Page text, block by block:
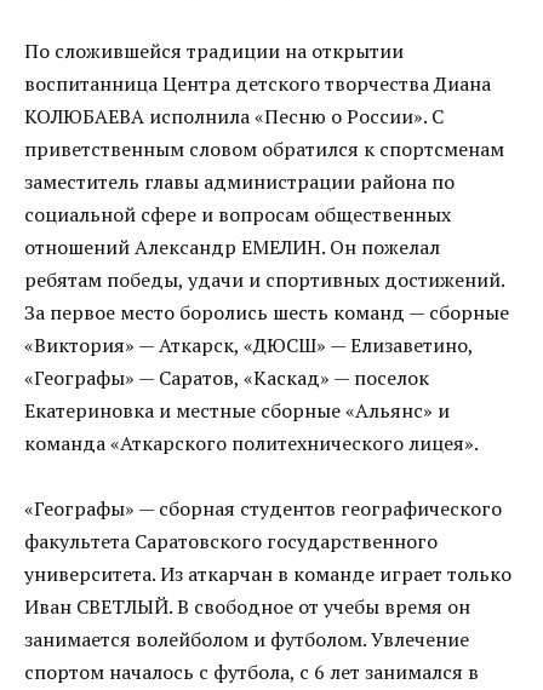
По сложившейся традиции на открытии
воспитанница Центра детского творчества Диана
КОЛЮБАЕВА исполнила «Песню о России». С
приветственным словом обратился к спортсменам
заместитель главы администрации района по
социальной сфере и вопросам общественных
отношений Александр ЕМЕЛИН. Он пожелал
ребятам победы, удачи и спортивных достижений.
За первое место боролись шесть команд — сборные
«Виктория» — Аткарск, «ДЮСШ» — Елизаветино,
«Географы» — Саратов, «Каскад» — поселок
Екатериновка и местные сборные «Альянс» и
команда «Аткарского политехнического лицея».
«Географы» — сборная студентов географического
факультета Саратовского государственного
университета. Из аткарчан в команде играет только
Иван СВЕТЛЫЙ. В свободное от учебы время он
занимается волейболом и футболом. Увлечение
спортом началось с футбола, с 6 лет занимался в